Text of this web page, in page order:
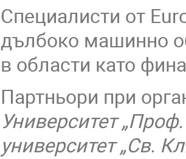
Специалисти от
дълбоко машинно
в области като
Партньори при
Университет
университет „Св.